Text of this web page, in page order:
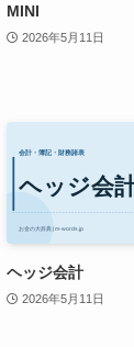
MINI
2026年5月11日
ヘッジ会計
2026年5月11日